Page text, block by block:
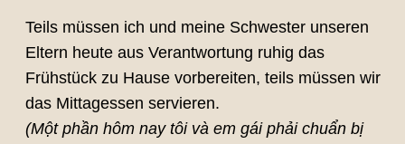
Teils müssen ich und meine Schwester unseren
Eltern heute aus Verantwortung ruhig das
Frühstück zu Hause vorbereiten, teils müssen wir
das Mittagessen servieren.
(Một phần hôm nay tôi và em gái phải chuẩn bị